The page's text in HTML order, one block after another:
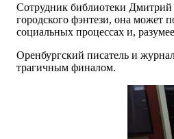
Сотрудник библиотеки Дмитрий
городского фэнтези, она может
социальных процессах и,
Оренбургский писатель и
трагичным финалом.